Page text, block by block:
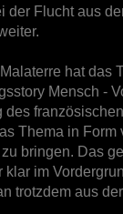
der Flucht aus
hat das
Mensch -
des
Thema in Form
bringen. Das
klar im
trotzdem aus